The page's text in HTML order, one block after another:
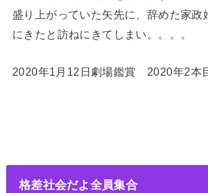
盛り上がっていた矢先に、辞めた家政
にきたと訪ねにきてしまい。。。。
2020年1月12日劇場鑑賞 2020年2本
格差社会だよ全員集合